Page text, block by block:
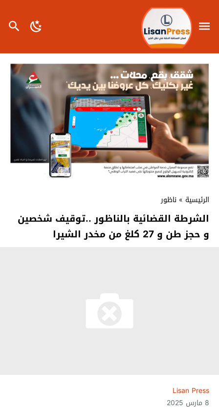
الرئيسية » ناظور
الشرطة القضائية بالناظور ..توقيف شخصين
و حجز طن و 27 كلغ من مخدر الشيرا
Lisan Press
8 مارس 2025